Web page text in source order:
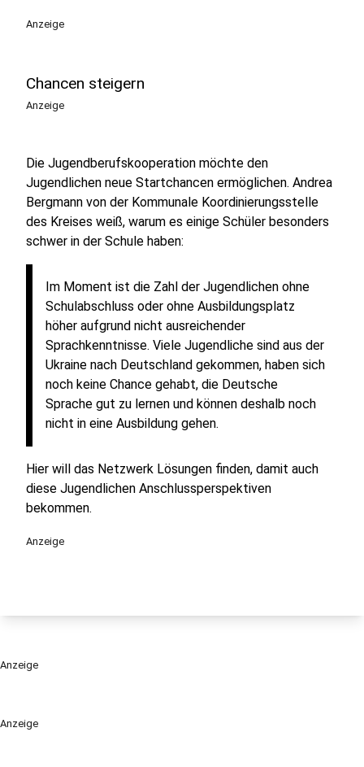
Anzeige
Anzeige
Chancen steigern
Anzeige
Die Jugendberufskooperation möchte den
Jugendlichen neue Startchancen ermöglichen. Andrea
Bergmann von der Kommunale Koordinierungsstelle
des Kreises weiß, warum es einige Schüler besonders
schwer in der Schule haben:
Im Moment ist die Zahl der Jugendlichen ohne
Schulabschluss oder ohne Ausbildungsplatz
höher aufgrund nicht ausreichender
Sprachkenntnisse. Viele Jugendliche sind aus der
Ukraine nach Deutschland gekommen, haben sich
noch keine Chance gehabt, die Deutsche
Sprache gut zu lernen und können deshalb noch
nicht in eine Ausbildung gehen.
Hier will das Netzwerk Lösungen finden, damit auch
diese Jugendlichen Anschlussperspektiven
bekommen.
Anzeige
Anzeige